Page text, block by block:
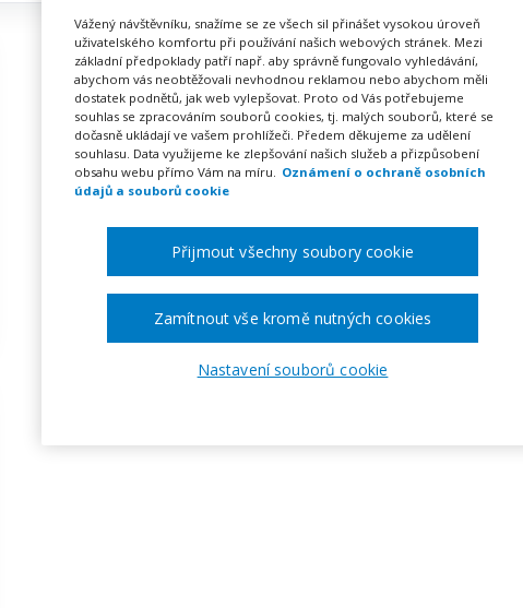
Požadovaná akce nebyla nalezena.
Vážený návštěvníku, snažíme se ze všech sil přinášet vysokou úroveň
uživatelského komfortu při používání našich webových stránek. Mezi
základní předpoklady patří např. aby správně fungovalo vyhledávání,
abychom vás neobtěžovali nevhodnou reklamou nebo abychom měli
dostatek podnětů, jak web vylepšovat. Proto od Vás potřebujeme
souhlas se zpracováním souborů cookies, tj. malých souborů, které se
dočasně ukládají ve vašem prohlížeči. Předem děkujeme za udělení
souhlasu. Data využijeme ke zlepšování našich služeb a přizpůsobení
obsahu webu přímo Vám na míru. Oznámení o ochraně osobních
údajů a souborů cookie
Nastavení souborů cookie
Zamítnout vše kromě nutných cookies
Přijmout všechny soubory cookie